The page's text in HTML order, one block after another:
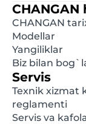
rasmiy diler
qilingan
qilinmasdan
CHANGAN
CHANGAN
Modellar
Yangiliklar
Biz bilan
Servis
Texnik xizmat
reglamenti
Servis va